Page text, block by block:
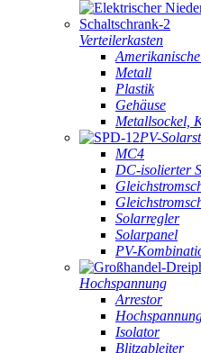
Verteilerkasten
Metall
Plastik
Gehäuse
Metallsockel,
PV-
MC4
DC-isolierter
Solarregler
Solarpanel
PV-
Hochspannung
Arrestor
Isolator
Blitzableiter